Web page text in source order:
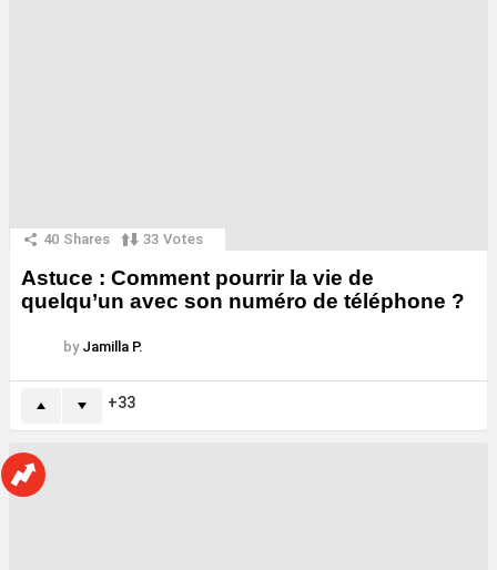
40 Shares 33 Votes
Astuce : Comment pourrir la vie de
quelqu’un avec son numéro de téléphone ?
by Jamilla P.
33